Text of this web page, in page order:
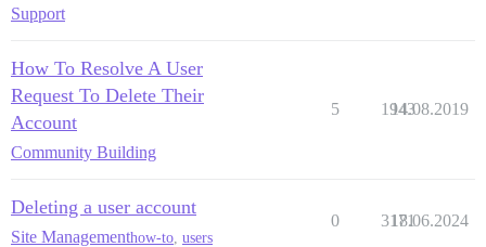
Support
How To Resolve A User
Request To Delete Their
Account
Community Building
5 1943
14.08.2019
Deleting a user account
Site Managementhow-to users
0 3171
18.06.2024